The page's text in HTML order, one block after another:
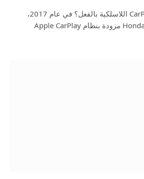
هل تعمل محولات CarPlay اللاسلكية بالفعل؟ في عام 2017،
اشتريت سيارة Honda Civic مزودة بنظام Apple CarPlay